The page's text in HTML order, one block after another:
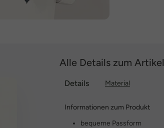
Alle Details zum Artikel
Details Material
Informationen zum Produkt
bequeme Passform